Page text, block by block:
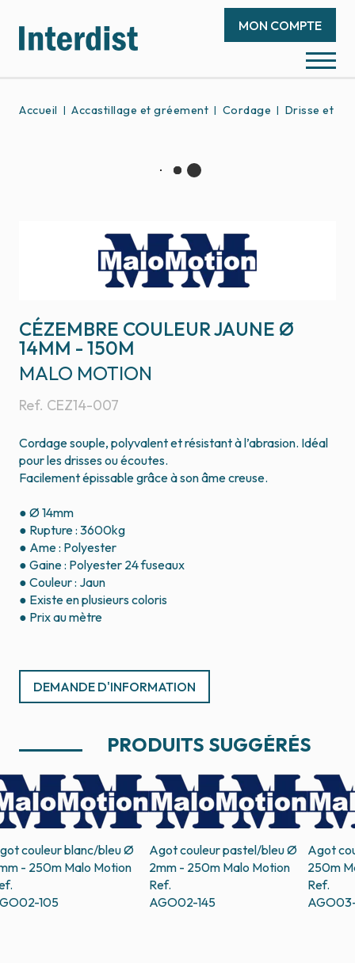
MON COMPTE
Accueil Accastillage et gréement Cordage Drisse et
CÉZEMBRE COULEUR JAUNE Ø
14MM - 150M
Ref. CEZ14-007
MALO MOTION
Cordage souple, polyvalent et résistant à l’abrasion. Idéal
pour les drisses ou écoutes.
Facilement épissable grâce à son âme creuse.
● Ø 14mm
● Rupture : 3600kg
● Ame : Polyester
● Gaine : Polyester 24 fuseaux
● Couleur : Jaun
● Existe en plusieurs coloris
● Prix au mètre
DEMANDE D'INFORMATION
PRODUITS SUGGÉRÉS
couleur blanc/bleu Ø
- 250m Malo Motion
105
Agot couleur pastel/bleu Ø
2mm - 250m Malo Motion
Ref.
AGO02-145
Agot
250m
Ref.